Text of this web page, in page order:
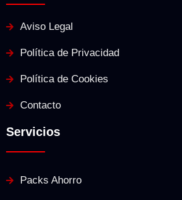
Aviso Legal
Política de Privacidad
Política de Cookies
Contacto
Servicios
Packs Ahorro